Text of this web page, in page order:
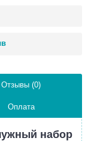
Отзывы (0)
Оплата
набор